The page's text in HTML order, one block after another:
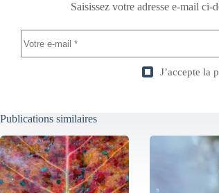
Saisissez votre adresse e-mail ci-
J’accepte la
Publications similaires